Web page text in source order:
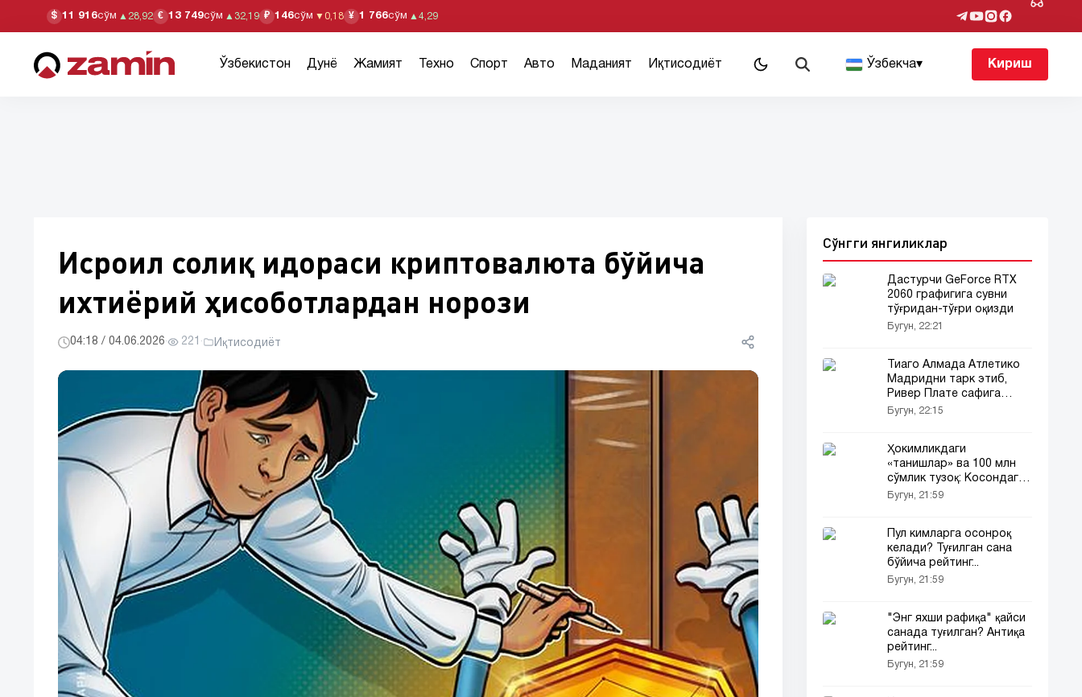
$ 11 916сўм ▲ 28,92 € 13 749сўм ▲ 32,19 ₽ 146сўм ▼ 0,18 ¥ 1 766сўм ▲ 4,29
Ўзбекистон Дунё Жамият Техно Спорт Авто Маданият Иқтисодиёт Ўзбекча▾ Кириш
Исроил солиқ идораси криптовалюта бўйича
ихтиёрий ҳисоботлардан норози
04:18 / 04.06.2026· 221 · Иқтисодиёт
Сўнгги янгиликлар
Дастурчи GeForce RTX
2060 графигига сувни
тўғридан-тўғри оқизди
Бугун, 22:21
Тиаго Алмада Атлетико
Мадридни тарк этиб,
Ривер Плате сафига
қўшилди
Бугун, 22:15
Ҳокимликдаги
«танишлар» ва 100 млн
сўмлик тузоқ: Косондаги
ер фирибгарлиги
Бугун, 21:59
Пул кимларга осонроқ
келади? Туғилган сана
бўйича рейтинг...
Бугун, 21:59
"Энг яхши рафиқа" қайси
санада туғилган? Антиқа
рейтинг...
Бугун, 21:59